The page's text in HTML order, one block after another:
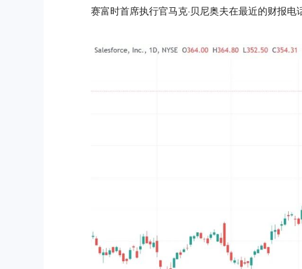
赛富时首席执行官马克·贝尼奥夫在最近的财报电